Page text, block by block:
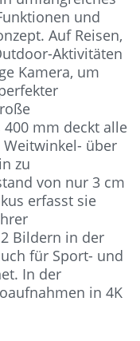
und
Auf Reisen,
Aktivitäten
Kamera, um
mm deckt alle
über
zu
von nur 3 cm
erfasst sie
Bildern in der
für Sport- und
In der
in 4K